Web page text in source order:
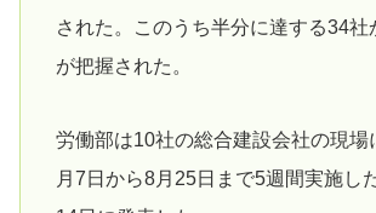
された。このうち半分に達する34社
が把握された。
労働部は10社の総合建設会社の現場
月7日から8月25日まで5週間実施し